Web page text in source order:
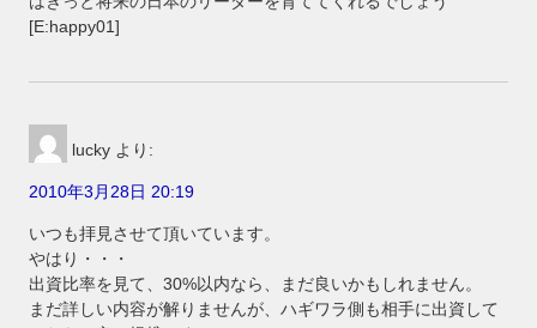
[E:happy01]
lucky より:
2010年3月28日 20:19
いつも拝見させて頂いています。
やはり・・・
出資比率を見て、30%以内なら、まだ良いかもしれません。
まだ詳しい内容が解りませんが、ハギワラ側も相手に出資して